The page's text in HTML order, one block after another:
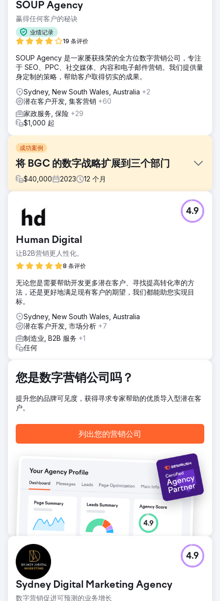
SOUP Agency
赢得任何客户的秘诀
业绩记录
19 条评价
SOUP Agency 是一家屡获殊荣的全方位数字营销公司，专注
于 SEO、PPC、社交媒体、内容和电子邮件营销。我们提供量
身定制的策略，帮助客户取得切实的成果。
Sydney, New South Wales, Australia +2
潜在客户开发, 集客营销 +60
家政服务, 保险 +29
$1,000 起
成功案例
将 BGC 的数字战略扩展到三个部门
$40,000 2023 12 个月
BGC 需要为三个不同的品牌制定统一的数字营销策略。他们之
前曾与其他代理商合作，但在透明度、报告和效果方面遇到困
户追踪，以及在付费和自然增长渠道中实现可扩展的增长。
解决方案
PWD 最初采用 SEMrush 支持的 SEO 和 Google Ads 策略，
展至社交媒体广告领域，以支持产品发布——在 Facebook 和
Instagram 上开展了一场多平台竞赛活动。之后，我们为主要
部门承接了网站的整体开发工作，引入了现代化的用户体验/用
户界面 (UX/UI) 并改进了网站结构，以更好地挖掘潜在客户。
结果
BGC 在五个月内实现了自然增长和付费增长。社交媒体参与度
飙升，潜在客户追踪更加精准，网站质量也显著提升。数字经
为持续的合作伙伴关系，建立在响应能力、信任和可衡量的投
资回报率的基础上。
Human Digital
让B2B营销更人性化。
8 条评价
4.9
无论您是需要帮助开发更多潜在客户、寻找提高转化率的方
法，还是更好地满足现有客户的期望，我们都能助您实现目
标。
Sydney, New South Wales, Australia
潜在客户开发, 市场分析 +7
制造业, B2B 服务 +1
任何
您是数字营销公司吗？
提升您的品牌可见度，获得寻求专家帮助的优质导入型潜在客
户。
列出您的营销公司
Sydney Digital Marketing Agency
数字营销促进可预测的业务增长
4.9